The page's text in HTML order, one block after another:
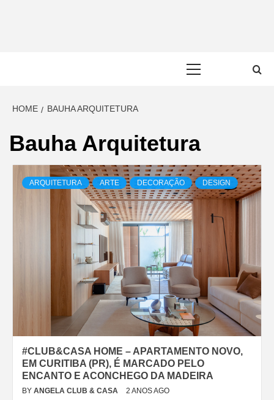
HOME BAUHA ARQUITETURA
Bauha Arquitetura
ARQUITETURA ARTE DECORAÇÃO DESIGN
#CLUB&CASA HOME – APARTAMENTO NOVO,
EM CURITIBA (PR), É MARCADO PELO
ENCANTO E ACONCHEGO DA MADEIRA
BY ANGELA CLUB & CASA 2 ANOS AGO